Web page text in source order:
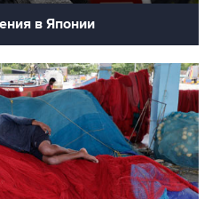
в Японии